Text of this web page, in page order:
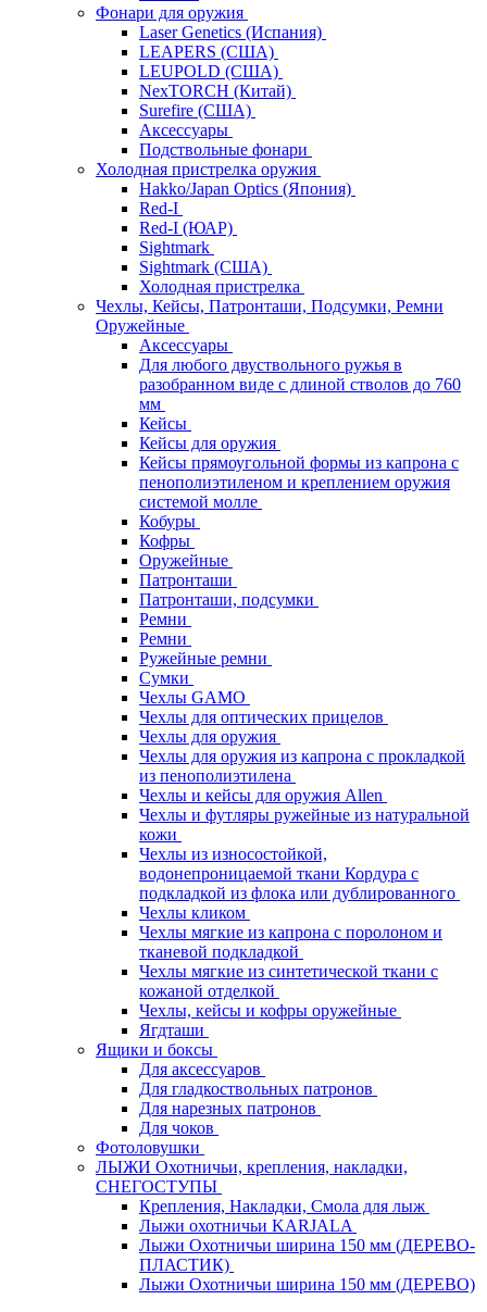
Фонари для оружия
Laser Genetics (Испания)
LEAPERS (США)
LEUPOLD (США)
NexTORCH (Китай)
Surefire (США)
Аксессуары
Подствольные фонари
Холодная пристрелка оружия
Hakko/Japan Optics (Япония)
Red-I
Red-I (ЮАР)
Sightmark
Sightmark (США)
Холодная пристрелка
Чехлы, Кейсы, Патронташи, Подсумки, Ремни
Оружейные
Аксессуары
Для любого двуствольного ружья в
разобранном виде с длиной стволов до 760
мм
Кейсы
Кейсы для оружия
Кейсы прямоугольной формы из капрона с
пенополиэтиленом и креплением оружия
системой молле
Кобуры
Кофры
Оружейные
Патронташи
Патронташи, подсумки
Ремни
Ремни
Ружейные ремни
Сумки
Чехлы GAMO
Чехлы для оптических прицелов
Чехлы для оружия
Чехлы для оружия из капрона с прокладкой
из пенополиэтилена
Чехлы и кейсы для оружия Allen
Чехлы и футляры ружейные из натуральной
кожи
Чехлы из износостойкой,
водонепроницаемой ткани Кордура с
подкладкой из флока или дублированного
Чехлы кликом
Чехлы мягкие из капрона с поролоном и
тканевой подкладкой
Чехлы мягкие из синтетической ткани с
кожаной отделкой
Чехлы, кейсы и кофры оружейные
Ягдташи
Ящики и боксы
Для аксессуаров
Для гладкоствольных патронов
Для нарезных патронов
Для чоков
Фотоловушки
ЛЫЖИ Охотничьи, крепления, накладки,
СНЕГОСТУПЫ
Крепления, Накладки, Смола для лыж
Лыжи охотничьи KARJALA
Лыжи Охотничьи ширина 150 мм (ДЕРЕВО-
ПЛАСТИК)
Лыжи Охотничьи ширина 150 мм (ДЕРЕВО)